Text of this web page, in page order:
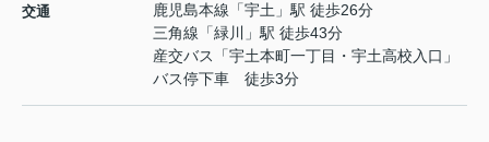
交通 鹿児島本線 「宇土 」駅 徒歩26分
三角線 「緑川
」駅 徒歩43分
産交バス「宇土本町一丁目・宇土高校入口」
バス停下車 徒歩3分